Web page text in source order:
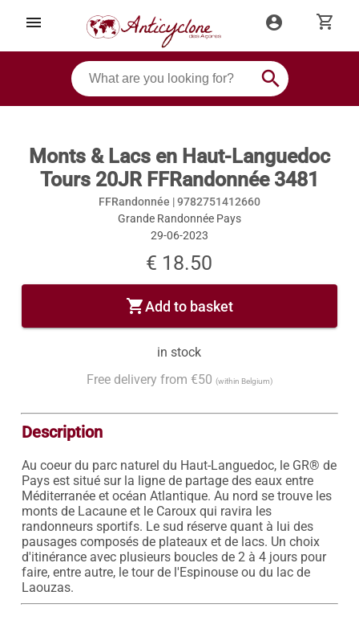
menu account_circle shopping_cart
search
Monts & Lacs en Haut-Languedoc
Tours 20JR FFRandonnée 3481
FFRandonnée |9782751412660
Grande Randonnée Pays
29-06-2023
€ 18.50
shopping_cartAdd to basket
in stock
Free delivery from €50 (within Belgium)
Description
Au coeur du parc naturel du Haut-Languedoc, le GR® de
Pays est situé sur la ligne de partage des eaux entre
Méditerranée et océan Atlantique. Au nord se trouve les
monts de Lacaune et le Caroux qui ravira les
randonneurs sportifs. Le sud réserve quant à lui des
pausages composés de plateaux et de lacs. Un choix
d'itinérance avec plusieurs boucles de 2 à 4 jours pour
faire, entre autre, le tour de l'Espinouse ou du lac de
Laouzas.